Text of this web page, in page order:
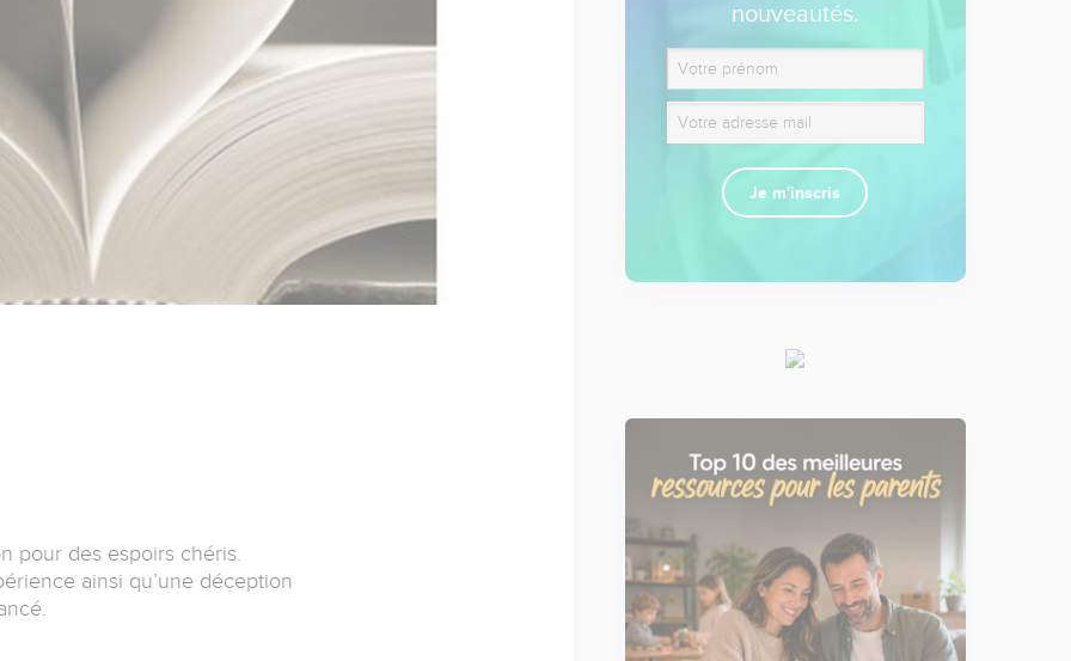
pour des espoirs chéris.
ainsi qu’une déception
nouveautés.
Je m'inscris